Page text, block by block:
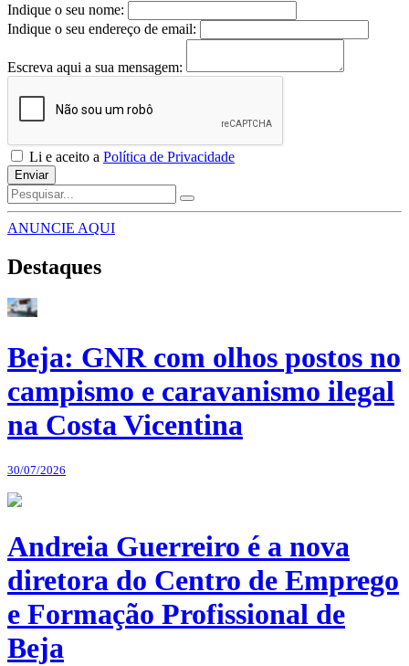
Indique o seu nome:
Indique o seu endereço de email:
Escreva aqui a sua mensagem:
Li e aceito a Política de Privacidade
Enviar
ANUNCIE AQUI
Destaques
Beja: GNR com olhos postos no
campismo e caravanismo ilegal
na Costa Vicentina
30/07/2026
Andreia Guerreiro é a nova
diretora do Centro de Emprego
e Formação Profissional de
Beja